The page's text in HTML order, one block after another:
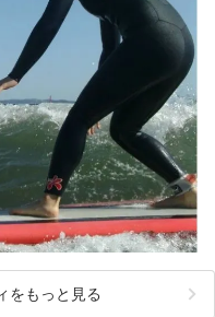
川温泉 龍宮殿のPR記事です。
をもっと見る